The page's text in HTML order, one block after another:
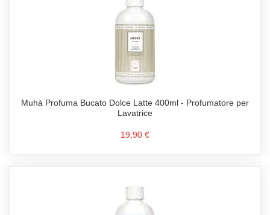
Muhà Profuma Bucato Dolce Latte 400ml - Profumatore per
Lavatrice
19,90 €